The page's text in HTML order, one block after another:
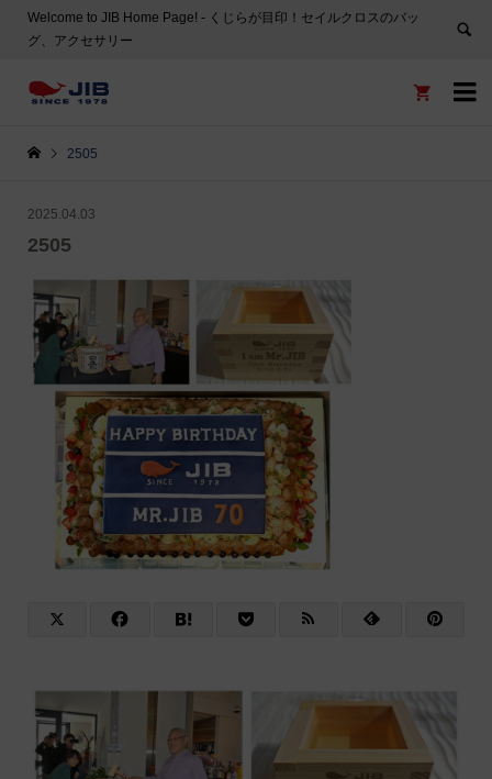
Welcome to JIB Home Page! ‐ くじらが目印！セイルクロスのバッ
グ、アクセサリー


2505
2025.04.03
2505